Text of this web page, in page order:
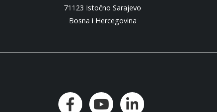
71123 Istočno Sarajevo
Bosna i Hercegovina